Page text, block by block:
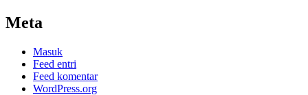
Meta
Masuk
Feed entri
Feed komentar
WordPress.org